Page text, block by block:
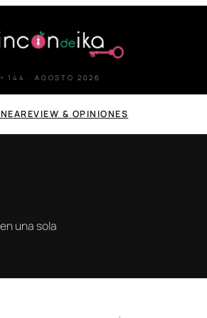
144 · AGOSTO 2026
REVIEW & OPINIONES
una sola